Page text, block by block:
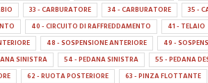
33 - CARBURATORE 34 - CARBURATORE 35 -
40 - CIRCUITO DI RAFFREDDAMENTO 41 - TELAIO
48 - SOSPENSIONE ANTERIORE 49 -
SINISTRA 54 - PEDANA SINISTRA 55 - PEDANA
62 - RUOTA POSTERIORE 63 - PINZA FLOTTANTE